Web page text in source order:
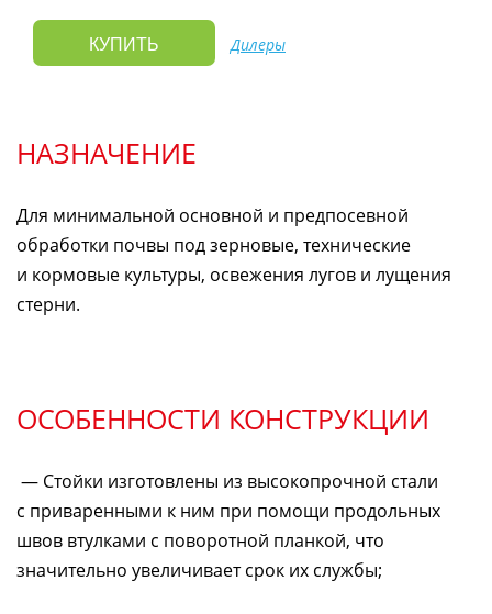
КУПИТЬ Дилеры
НАЗНАЧЕНИЕ
Для минимальной основной и предпосевной
обработки почвы под зерновые, технические
и кормовые культуры, освежения лугов и лущения
стерни.
ОСОБЕННОСТИ КОНСТРУКЦИИ
— Стойки изготовлены из высокопрочной стали
с приваренными к ним при помощи продольных
швов втулками с поворотной планкой, что
значительно увеличивает срок их службы;